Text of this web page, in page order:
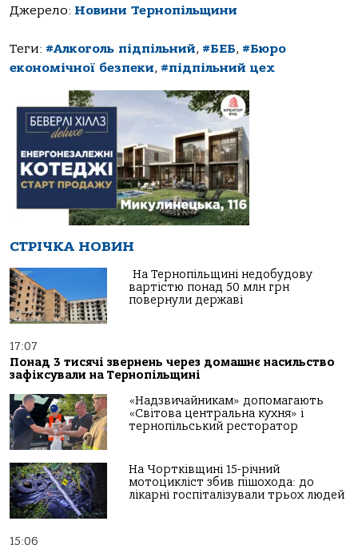
Джерело: Новини Тернопільщини
Теги: #Алкоголь підпільний, #БЕБ, #Бюро
економічної безпеки, #підпільний цех
СТРІЧКА НОВИН
На Тернопільщині недобудову
вартістю понад 50 млн грн
повернули державі
17:07
Понад 3 тисячі звернень через домашнє насильство
зафіксували на Тернопільщині
«Надзвичайникам» допомагають
«Світова центральна кухня» і
тернопільський ресторатор
На Чортківщині 15-річний
мотоцикліст збив пішохода: до
лікарні госпіталізували трьох людей
15:06